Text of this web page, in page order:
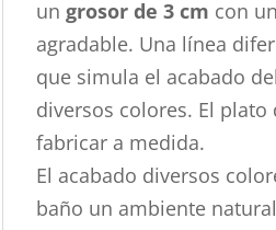
un grosor de 3 cm con
agradable. Una línea
que simula el acabado
diversos colores. El plato
fabricar a medida.
El acabado diversos
baño un ambiente